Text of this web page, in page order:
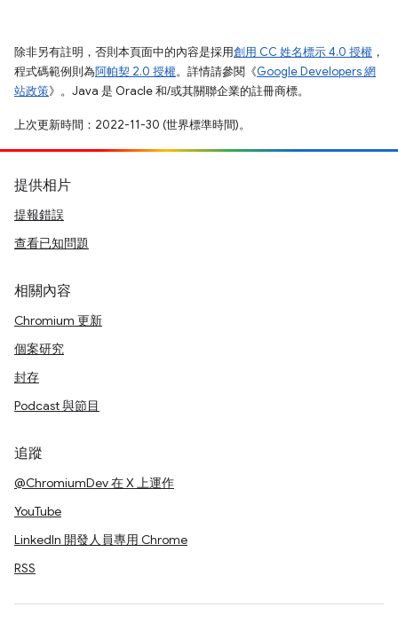
除非另有註明，否則本頁面中的內容是採用創用 CC 姓名標示 4.0 授權 ，
程式碼範例則為阿帕契 2.0 授權。詳情請參閱《Google Developers 網
站政策》。Java 是 Oracle 和/或其關聯企業的註冊商標。
上次更新時間：2022-11-30 (世界標準時間)。
提供相片
提報錯誤
查看已知問題
相關內容
Chromium 更新
個案研究
封存
Podcast 與節目
追蹤
@ChromiumDev 在 X 上運作
YouTube
LinkedIn 開發人員專用 Chrome
RSS